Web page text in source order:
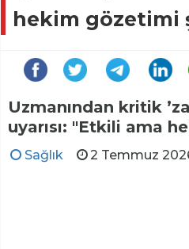
hekim gözetimi
Uzmanından kritik
uyarısı: "Etkili ama
Sağlık 2 Temmuz